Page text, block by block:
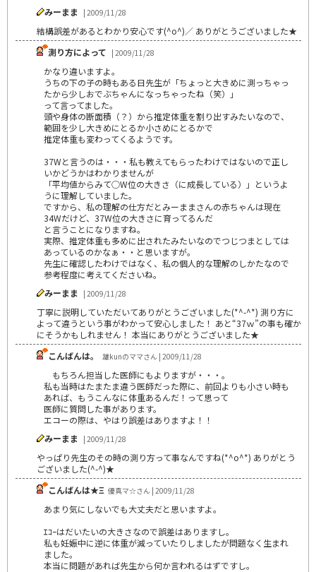
みーまま
| 2009/11/28
結構誤差があるとわかり安心です(^o^)／ ありがとうございました★
測り方によって | 2009/11/28
かなり違いますよ。
うちの下の子の時もある日先生が「ちょっと大きめに測っちゃっ
たから少しおでぶちゃんになっちゃったね（笑）」
って言ってました。
頭や身体の断面積（？）から推定体重を割り出すみたいなので、
範囲を少し大きめにとるか小さめにとるかで
推定体重も変わってくるようです。
37Wと言うのは・・・私も教えてもらったわけではないので正し
いかどうかはわかりませんが
「平均値からみて○W位の大きさ（に成長している）」というよ
うに理解していました。
ですから、私の理解の仕方だとみーままさんの赤ちゃんは現在
34Wだけど、37W位の大きさに育ってるんだ
と言うことになりますね。
実際、推定体重も多めに出されたみたいなのでつじつまとしては
あっているのかなぁ・・と思いますが。
先生に確認したわけではなく、私の個人的な理解のしかたなので
参考程度に考えてくださいね。
みーまま
| 2009/11/28
丁寧に説明していただいてありがとうございました(*^-^*) 測り方に
よって違うという事がわかって安心しました！ あと“37ｗ”の事も確か
にそうかもしれません！ 本当にありがとうございました★
こんばんは。
雄kunのママさん | 2009/11/28
もちろん担当した医師にもよりますが・・・。
私も当時はたまたま違う医師だった際に、前回よりも小さい時も
あれば、もうこんなに体重あるんだ！って思って
医師に質問した事があります。
エコーの際は、やはり誤差はありますよ！！
みーまま
| 2009/11/28
やっぱり先生のその時の測り方って事なんですね(*^o^*) ありがとう
ございました(^-^)★
こんばんは★Ξ 優真マ☆さん | 2009/11/28
あまり気にしないでも大丈夫だと思いますよ｡
ｴｺｰはだいたいの大きさなので誤差はありますし｡
私も妊娠中に逆に体重が減っていたりしましたが問題なく生まれ
ました｡
本当に問題があれば先生から何か言われるはずですし｡